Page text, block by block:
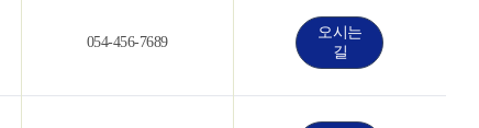
054-456-7689
오시는
길